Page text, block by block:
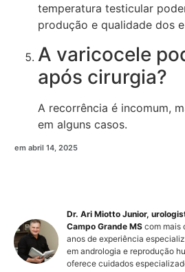
temperatura testicular
produção e qualidade dos
A varicocele
após cirurgia?
A recorrência é incomum,
em alguns casos.
em abril 14, 2025
Dr. Ari Miotto Junior,
Campo Grande MS com mais
anos de experiência
em andrologia e reprodução
oferece cuidados